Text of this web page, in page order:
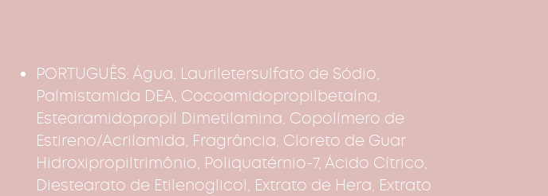
PORTUGUÊS: Água, Lauriletersulfato de Sódio,
Palmistamida DEA, Cocoamidopropilbetaína,
Estearamidopropil Dimetilamina, Copolímero de
Estireno/Acrilamida, Fragrância, Cloreto de Guar
Hidroxipropiltrimônio, Poliquatérnio-7, Ácido Cítrico,
Diestearato de Etilenoglicol, Extrato de Hera, Extrato